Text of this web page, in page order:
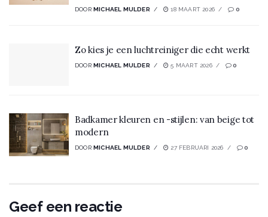
DOOR MICHAEL MULDER 18 MAART 2026 0
Zo kies je een luchtreiniger die echt werkt
DOOR MICHAEL MULDER 5 MAART 2026 0
Badkamer kleuren en -stijlen: van beige tot
modern
DOOR MICHAEL MULDER 27 FEBRUARI 2026 0
Geef een reactie